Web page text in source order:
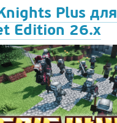
Plus
Edition 26.x